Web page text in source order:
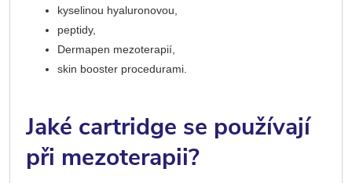
kyselinou hyaluronovou,
peptidy,
Dermapen mezoterapií,
skin booster procedurami.
Jaké cartridge se používají
při mezoterapii?